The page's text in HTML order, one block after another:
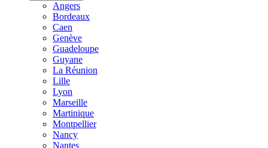
Angers
Bordeaux
Caen
Genève
Guadeloupe
Guyane
La Réunion
Lille
Lyon
Marseille
Martinique
Montpellier
Nancy
Nantes